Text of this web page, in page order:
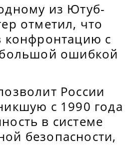
из Ютуб-
отметил, что
конфронтацию с
ошибкой
России
с 1990 года
в системе
безопасности,